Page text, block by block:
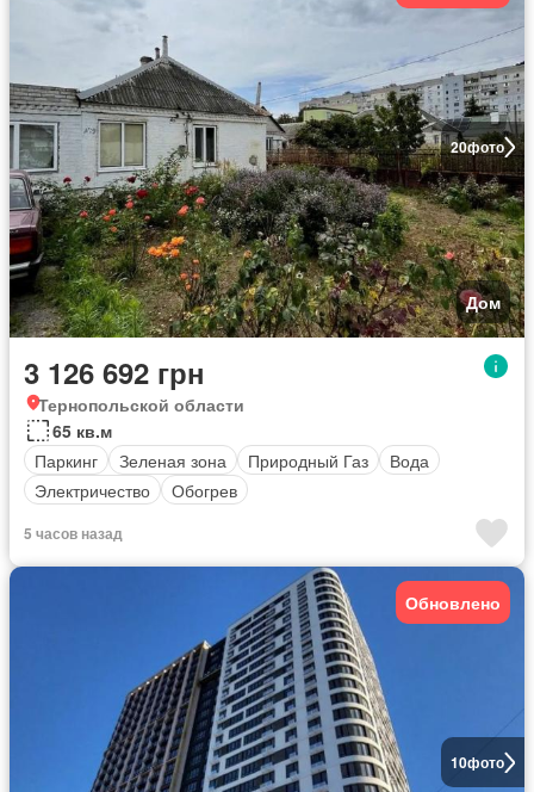
20фото
Дом
3 126 692 грн
Тернопольской области
65 кв.м
Паркинг
Зеленая зона Природный Газ
Вода
Электричество
Обогрев
5 часов назад
10фото
Обновлено